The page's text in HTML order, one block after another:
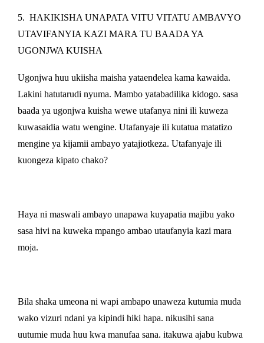
5. HAKIKISHA UNAPATA VITU VITATU AMBAVYO
UTAVIFANYIA KAZI MARA TU BAADA YA
UGONJWA KUISHA
Ugonjwa huu ukiisha maisha yataendelea kama kawaida.
Lakini hatutarudi nyuma. Mambo yatabadilika kidogo. sasa
baada ya ugonjwa kuisha wewe utafanya nini ili kuweza
kuwasaidia watu wengine. Utafanyaje ili kutatua matatizo
mengine ya kijamii ambayo yatajiotkeza. Utafanyaje ili
kuongeza kipato chako?
Haya ni maswali ambayo unapawa kuyapatia majibu yako
sasa hivi na kuweka mpango ambao utaufanyia kazi mara
moja.
Bila shaka umeona ni wapi ambapo unaweza kutumia muda
wako vizuri ndani ya kipindi hiki hapa. nikusihi sana
uutumie muda huu kwa manufaa sana. itakuwa ajabu kubwa